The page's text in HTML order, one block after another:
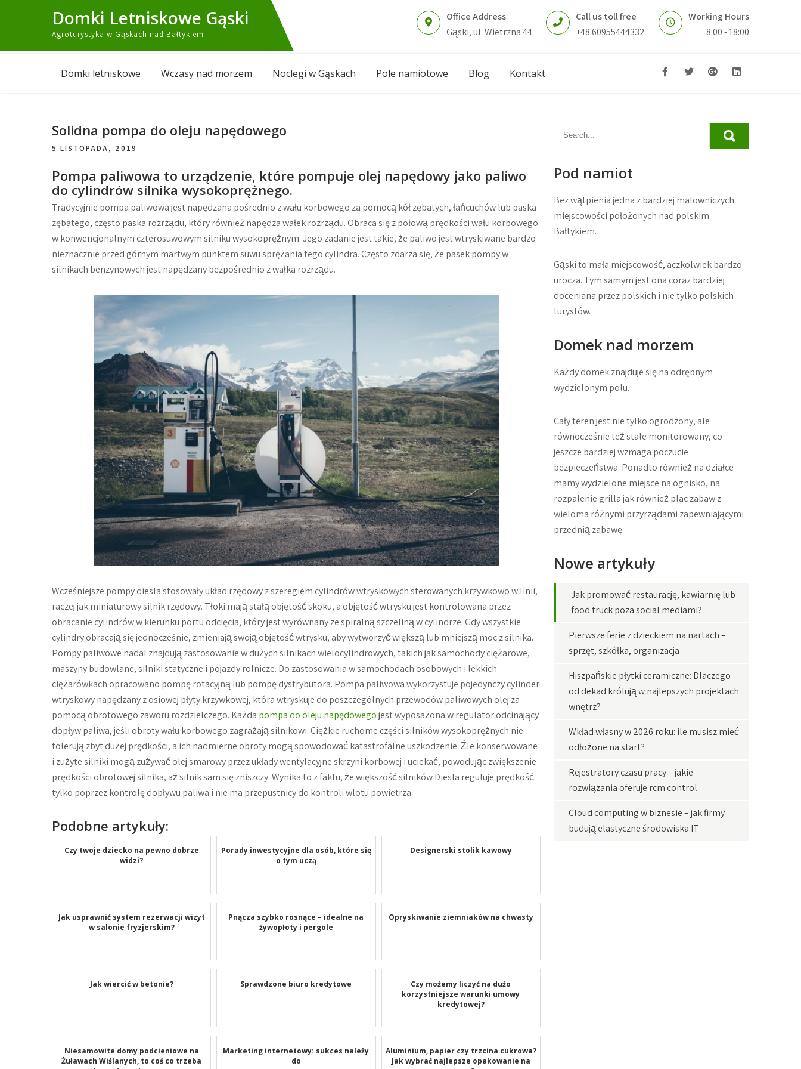
Domki Letniskowe Gąski
Agroturystyka w Gąskach nad Bałtykiem
Office Address
Gąski, ul. Wietrzna 44
Call us toll free
+48 60955444332
Working Hours
8:00 - 18:00
Domki letniskowe Wczasy nad morzem Noclegi w Gąskach Pole namiotowe Blog Kontakt
Solidna pompa do oleju napędowego
5 LISTOPADA, 2019
Pompa paliwowa to urządzenie, które pompuje olej napędowy jako paliwo
do cylindrów silnika wysokoprężnego.
Tradycyjnie pompa paliwowa jest napędzana pośrednio z wału korbowego za pomocą kół zębatych, łańcuchów lub paska
zębatego, często paska rozrządu, który również napędza wałek rozrządu. Obraca się z połową prędkości wału korbowego
w konwencjonalnym czterosuwowym silniku wysokoprężnym. Jego zadanie jest takie, że paliwo jest wtryskiwane bardzo
nieznacznie przed górnym martwym punktem suwu sprężania tego cylindra. Często zdarza się, że pasek pompy w
silnikach benzynowych jest napędzany bezpośrednio z wałka rozrządu.
Wcześniejsze pompy diesla stosowały układ rzędowy z szeregiem cylindrów wtryskowych sterowanych krzywkowo w linii,
raczej jak miniaturowy silnik rzędowy. Tłoki mają stałą objętość skoku, a objętość wtrysku jest kontrolowana przez
obracanie cylindrów w kierunku portu odcięcia, który jest wyrównany ze spiralną szczeliną w cylindrze. Gdy wszystkie
cylindry obracają się jednocześnie, zmieniają swoją objętość wtrysku, aby wytworzyć większą lub mniejszą moc z silnika.
Pompy paliwowe nadal znajdują zastosowanie w dużych silnikach wielocylindrowych, takich jak samochody ciężarowe,
maszyny budowlane, silniki statyczne i pojazdy rolnicze. Do zastosowania w samochodach osobowych i lekkich
ciężarówkach opracowano pompę rotacyjną lub pompę dystrybutora. Pompa paliwowa wykorzystuje pojedynczy cylinder
wtryskowy napędzany z osiowej płyty krzywkowej, która wtryskuje do poszczególnych przewodów paliwowych olej za
pomocą obrotowego zaworu rozdzielczego. Każda pompa do oleju napędowegojest wyposażona w regulator odcinający
dopływ paliwa, jeśli obroty wału korbowego zagrażają silnikowi. Ciężkie ruchome części silników wysokoprężnych nie
tolerują zbyt dużej prędkości, a ich nadmierne obroty mogą spowodować katastrofalne uszkodzenie. Źle konserwowane
i zużyte silniki mogą zużywać olej smarowy przez układy wentylacyjne skrzyni korbowej i uciekać, powodując zwiększenie
prędkości obrotowej silnika, aż silnik sam się zniszczy. Wynika to z faktu, że większość silników Diesla reguluje prędkość
tylko poprzez kontrolę dopływu paliwa i nie ma przepustnicy do kontroli wlotu powietrza.
Podobne artykuły:
Czy twoje dziecko na pewno dobrze
widzi?
Porady inwestycyjne dla osób, które się
o tym uczą
Designerski stolik kawowy
Jak usprawnić system rezerwacji wizyt
w salonie fryzjerskim?
Pnącza szybko rosnące – idealne na
żywopłoty i pergole
Opryskiwanie ziemniaków na chwasty
Jak wiercić w betonie? Sprawdzone biuro kredytowe
Czy możemy liczyć na dużo
korzystniejsze warunki umowy
kredytowej?
Niesamowite domy podcieniowe na
Żuławach Wiślanych, to coś co trzeba
Marketing internetowy: sukces należy
do
Aluminium, papier czy trzcina cukrowa?
Jak wybrać najlepsze opakowanie na
Pod namiot
Bez wątpienia jedna z bardziej malowniczych
miejscowości położonych nad polskim
Bałtykiem.
Gąski to mała miejscowość, aczkolwiek bardzo
urocza. Tym samym jest ona coraz bardziej
doceniana przez polskich i nie tylko polskich
turystów.
Domek nad morzem
Każdy domek znajduje się na odrębnym
wydzielonym polu.
Cały teren jest nie tylko ogrodzony, ale
równocześnie też stale monitorowany, co
jeszcze bardziej wzmaga poczucie
bezpieczeństwa. Ponadto również na działce
mamy wydzielone miejsce na ognisko, na
rozpalenie grilla jak również plac zabaw z
wieloma różnymi przyrządami zapewniającymi
przednią zabawę.
Nowe artykuły
Jak promować restaurację, kawiarnię lub
food truck poza social mediami?
Pierwsze ferie z dzieckiem na nartach –
sprzęt, szkółka, organizacja
Hiszpańskie płytki ceramiczne: Dlaczego
od dekad królują w najlepszych projektach
wnętrz?
Wkład własny w 2026 roku: ile musisz mieć
odłożone na start?
Rejestratory czasu pracy – jakie
rozwiązania oferuje rcm control
Cloud computing w biznesie – jak firmy
budują elastyczne środowiska IT